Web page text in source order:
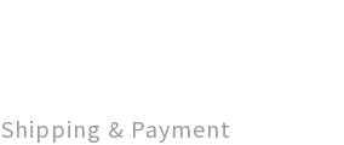
Shipping & Payment